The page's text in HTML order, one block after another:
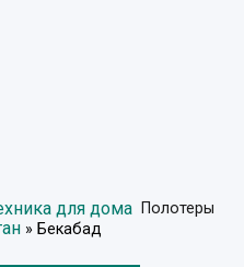
для дома Полотеры
» Бекабад